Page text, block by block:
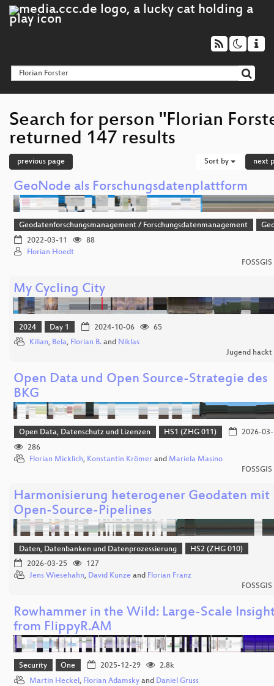
Search for person "Florian
returned 147 results
previous page Sort by next
GeoNode als Forschungsdatenplattform
Geodatenforschungsmanagement / Forschungsdatenmanagement
2022-03-11
88
Florian Hoedt
My Cycling City
2024 Day 1 2024-10-06
65
Kilian, Bela, Florian B. and Niklas
Jugend hackt
Open Data und Open Source-Strategie des
BKG
Open Data, Datenschutz und Lizenzen HS1 (ZHG 011)
2026-
286
Florian Micklich, Konstantin Krömer and Mariela Masino
Harmonisierung heterogener Geodaten mit
Open-Source-Pipelines
Daten, Datenbanken und Datenprozessierung
HS2 (ZHG 010)
2026-03-25
127
Jens Wiesehahn, David Kunze and Florian Franz
Rowhammer in the Wild: Large-Scale
from FlippyR.AM
Security One 2025-12-29
2.8k
Martin Heckel, Florian Adamsky and Daniel Gruss